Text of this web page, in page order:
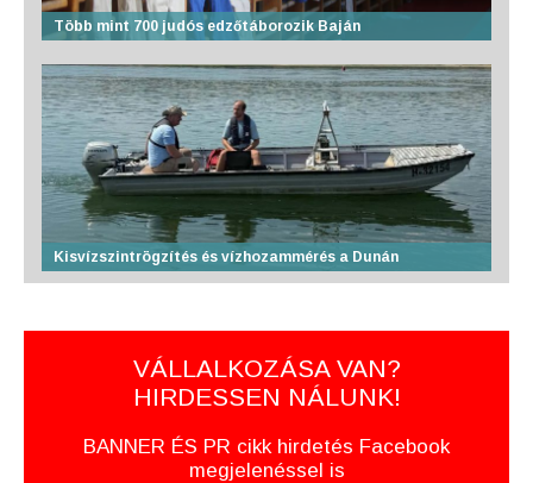
Több mint 700 judós edzőtáborozik Baján
Kisvízszintrögzítés és vízhozammérés a Dunán
VÁLLALKOZÁSA VAN?
HIRDESSEN NÁLUNK!
BANNER ÉS PR cikk hirdetés Facebook
megjelenéssel is